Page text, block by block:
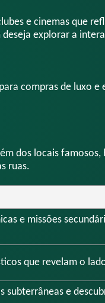
e cinemas que
explorar a
compras de luxo
dos locais
ruas.
e missões
que revelam o
subterrâneas e